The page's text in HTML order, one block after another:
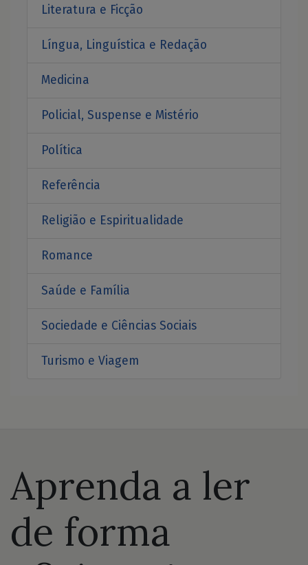
Literatura e Ficção
Língua, Linguística e Redação
Medicina
Policial, Suspense e Mistério
Política
Referência
Religião e Espiritualidade
Romance
Saúde e Família
Sociedade e Ciências Sociais
Turismo e Viagem
Aprenda a ler
de forma